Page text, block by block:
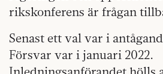
rikskonferens är frågan
Senast ett val var i
Försvar var i januari 2022.